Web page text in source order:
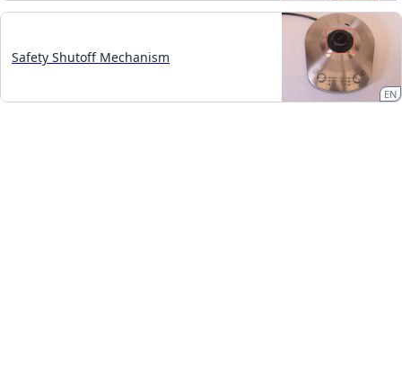
Safety Shutoff Mechanism
EN